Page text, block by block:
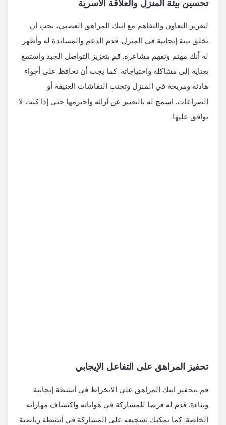
تحسين بيئة المنزل والعلاقة الأسرية
لتعزيز التعاون والتفاهم مع ابنك المراهق العصبي، يجب أن
تخلق بيئة إيجابية في المنزل. قدم الدعم والمساندة له وأظهر
له أنك مهتم وتفهم مشاعره. قم بتعزيز التواصل الجيد واستمع
بعناية إلى مشاكله واحتياجاته. كما يجب أن تحافظ على أجواء
هادئة ومريحة في المنزل وتجنب النقاشات العنيفة أو
الصراعات. اسمح له بالتعبير عن آرائه واحترمها حتى إذا كنت لا
توافق عليها.
تحفيز المراهق على التفاعل الإيجابي
قم بتحفيز ابنك المراهق على الانخراط في أنشطة إيجابية
وبناءة. قدم له فرصا للمشاركة في هواياته واكتشاف مهاراته
الخاصة. كما يمكنك تشجيعه على المشاركة في أنشطة رياضية